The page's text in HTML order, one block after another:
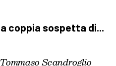
coppia sospetta di...
Tommaso Scandroglio